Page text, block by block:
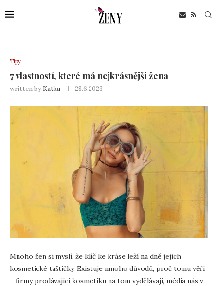
Tipy
7 vlastností, které má nejkrásnější žena
written by Katka 28.6.2023
Mnoho žen si myslí, že klíč ke kráse leží na dně jejich
kosmetické taštičky. Existuje mnoho důvodů, proč tomu věří
– firmy prodávající kosmetiku na tom vydělávají, média nás v